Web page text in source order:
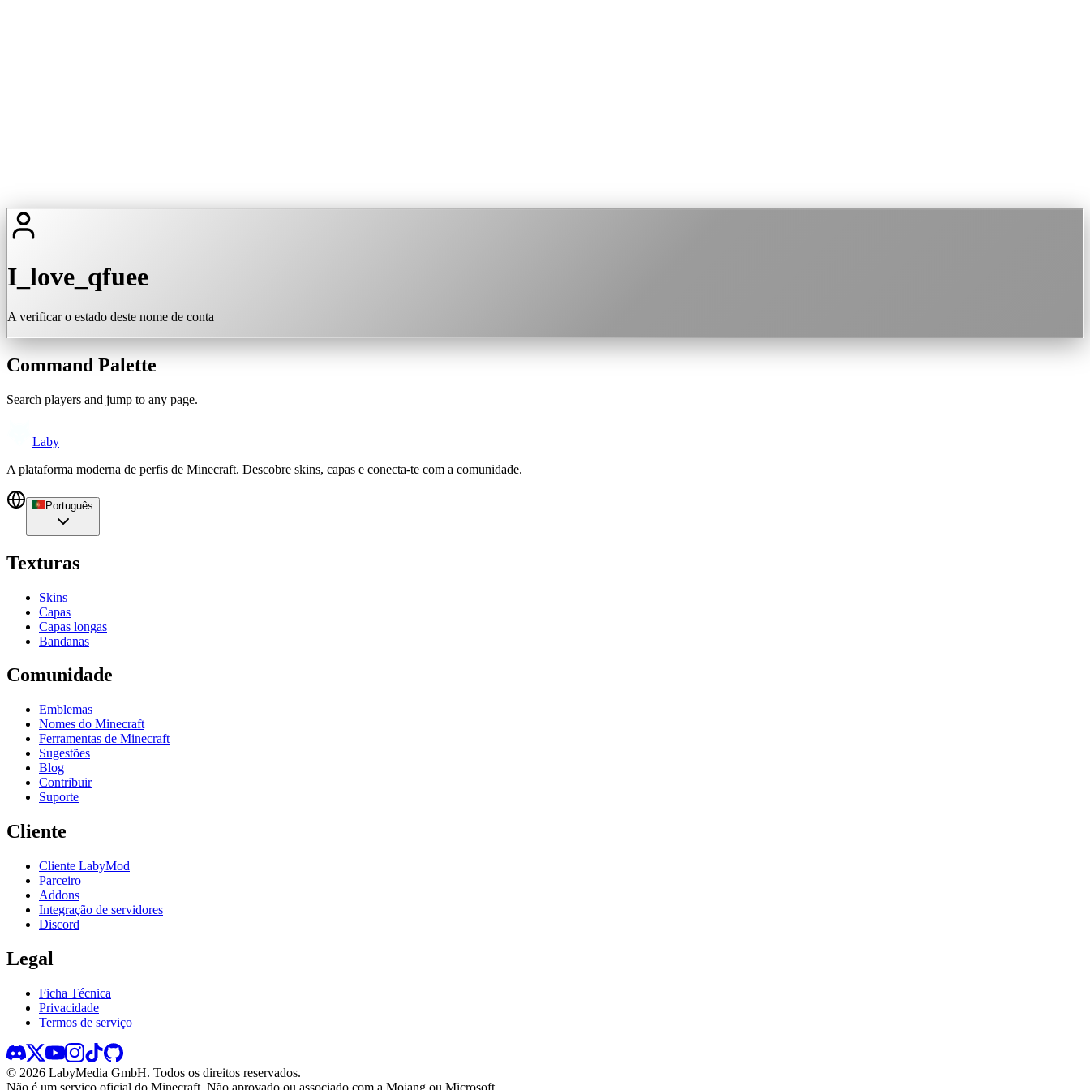
I_love_qfuee
A verificar o estado deste nome de conta
Command Palette
Search players and jump to any page.
Laby
A plataforma moderna de perfis de Minecraft. Descobre skins, capas e conecta-te com a comunidade.
Português
Texturas
Skins
Capas
Capas longas
Bandanas
Comunidade
Emblemas
Nomes do Minecraft
Ferramentas de Minecraft
Sugestões
Blog
Contribuir
Suporte
Cliente
Cliente LabyMod
Parceiro
Addons
Integração de servidores
Discord
Legal
Ficha Técnica
Privacidade
Termos de serviço
© 2026 LabyMedia GmbH. Todos os direitos reservados.
Não é um serviço oficial do Minecraft. Não aprovado ou associado com a Mojang ou Microsoft.